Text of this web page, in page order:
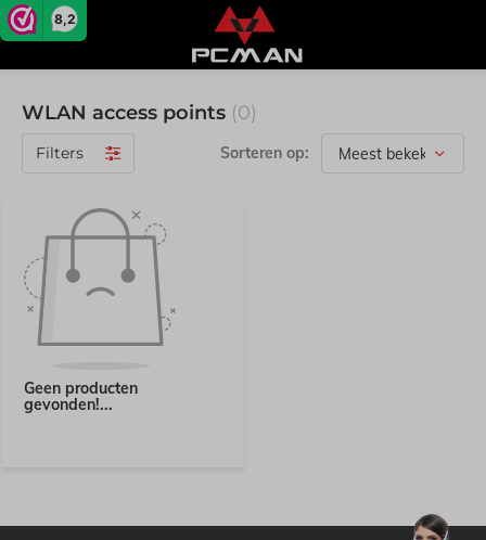
8,2
WLAN access points (0)
Filters Sorteren op:
Geen producten
gevonden!...